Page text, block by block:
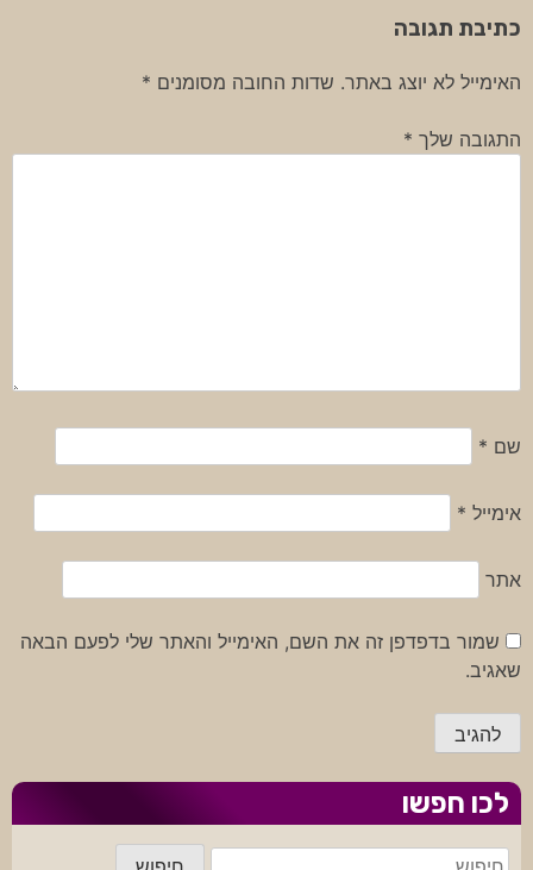
כתיבת תגובה
האימייל לא יוצג באתר. שדות החובה מסומנים *
התגובה שלך *
שם *
אימייל *
אתר
שמור בדפדפן זה את השם, האימייל והאתר שלי לפעם הבאה
שאגיב.
לכו חפשו
חיפוש: